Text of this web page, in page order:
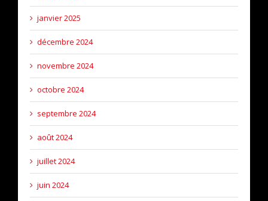
janvier 2025
décembre 2024
novembre 2024
octobre 2024
septembre 2024
août 2024
juillet 2024
juin 2024